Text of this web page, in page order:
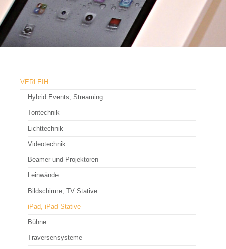
Lichttechnik
Videotechnik
Beamer und Projektoren
Projektor Objektive
Bühne
VERLEIH
Hybrid Events, Streaming
Tontechnik
Lichttechnik
Videotechnik
Beamer und Projektoren
Leinwände
Bildschirme, TV Stative
iPad, iPad Stative
Bühne
Traversensysteme